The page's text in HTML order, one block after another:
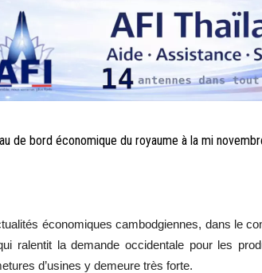
de bord économique du royaume à la mi
économiques cambodgiennes, dans le
ralentit la demande occidentale pour les
d’usines y demeure très forte.